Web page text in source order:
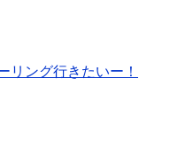
リング行きたいー！